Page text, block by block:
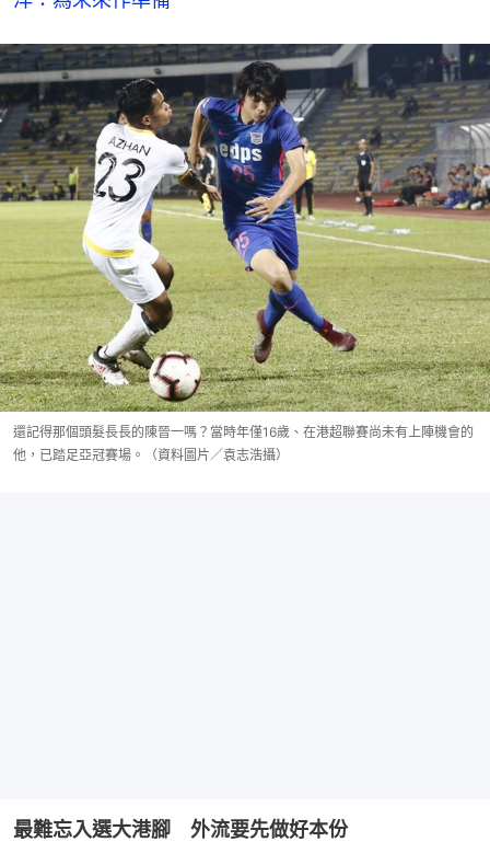
還記得那個頭髮長長的陳晉一嗎？當時年僅16歲、在港超聯賽尚未有上陣機會的
他，已踏足亞冠賽場。（資料圖片／袁志浩攝）
最難忘入選大港腳　外流要先做好本份